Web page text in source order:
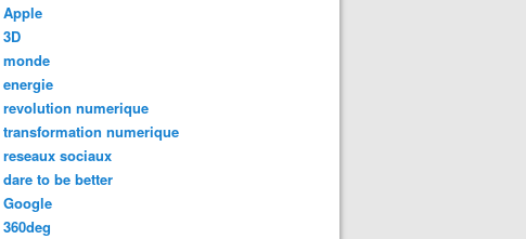
Apple
3D
monde
energie
revolution numerique
transformation numerique
reseaux sociaux
dare to be better
Google
360deg